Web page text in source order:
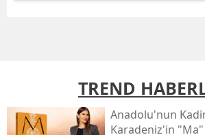
TREND
Anadolu'nun
Karadeniz'in "ma"